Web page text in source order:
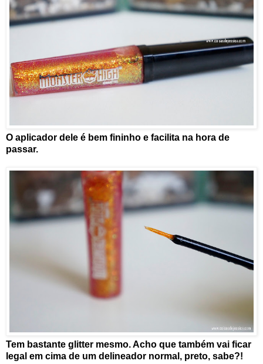
O aplicador dele é bem fininho e facilita na hora de
passar.
Tem bastante glitter mesmo. Acho que também vai ficar
legal em cima de um delineador normal, preto, sabe?!